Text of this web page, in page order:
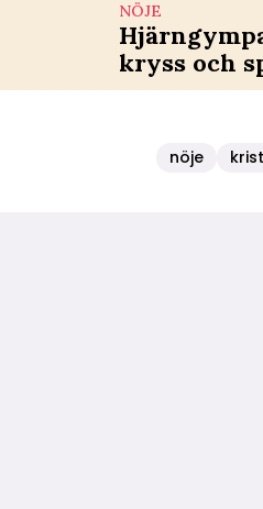
NÖJE
kryss och
nöje